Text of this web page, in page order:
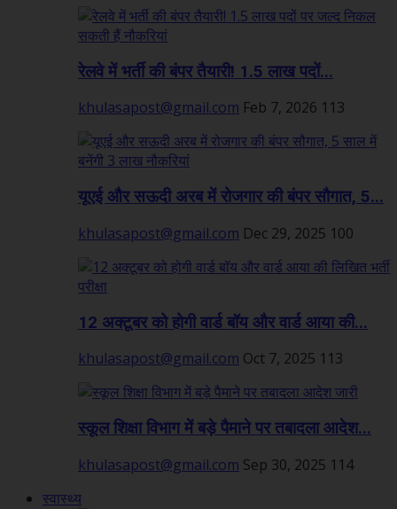
रेलवे में भर्ती की बंपर तैयारी! 1.5 लाख पदों...
khulasapost@gmail.com Feb 7, 2026 113
यूएई और सऊदी अरब में रोजगार की बंपर सौगात, 5...
khulasapost@gmail.com Dec 29, 2025 100
12 अक्टूबर को होगी वार्ड बॉय और वार्ड आया की...
khulasapost@gmail.com Oct 7, 2025 113
स्कूल शिक्षा विभाग में बड़े पैमाने पर तबादला आदेश...
khulasapost@gmail.com Sep 30, 2025 114
स्वास्थ्य